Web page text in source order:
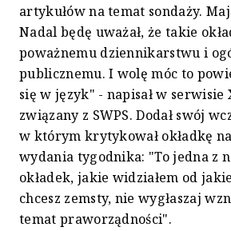
artykułów na temat sondaży.
Nadal będę uważał, że takie
poważnemu dziennikarstwu i
publicznemu. I wolę móc to
się w język" - napisał w serwisie
związany z SWPS. Dodał swój
w którym krytykował okładkę
wydania tygodnika: "To jedna z
okładek, jakie widziałem od
chcesz zemsty, nie wygłaszaj
temat praworządności".